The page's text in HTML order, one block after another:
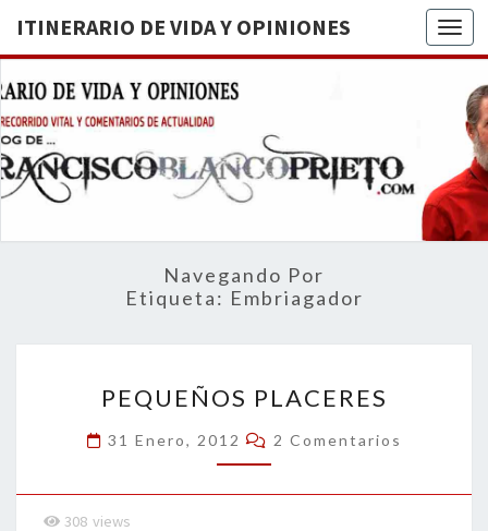
ITINERARIO DE VIDA Y OPINIONES
DE
BREVE
RECORRIDO
VITAL Y
ACTUALIDAD
Navegando Por
Etiqueta: Embriagador
PLACERES
PEQUEÑOS PLACERES
31 Enero, 2012 Comentarios
2 Comentarios
308 views